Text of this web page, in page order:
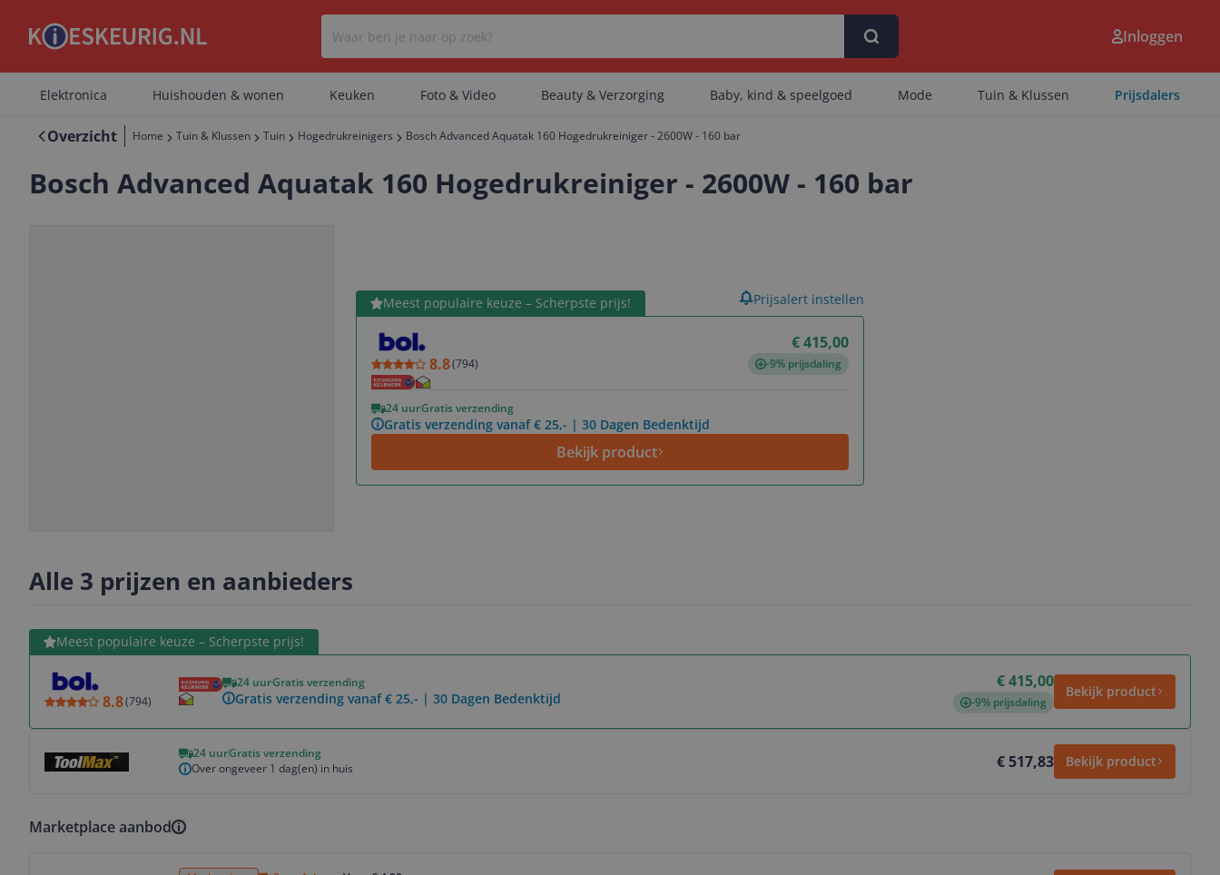
Er zijn geen categorieën gevonden.
Er zijn geen artikelen gevonden.
Inloggen
Elektronica Huishouden & wonen Keuken Foto & Video Beauty & Verzorging Baby, kind & speelgoed Mode Tuin & Klussen Prijsdalers
Overzicht Home Tuin & Klussen Tuin Hogedrukreinigers Bosch Advanced Aquatak 160 Hogedrukreiniger - 2600W - 160 bar
Bosch Advanced Aquatak 160 Hogedrukreiniger - 2600W - 160 bar
Meest populaire keuze – Scherpste prijs!
€ 415,00
8.8(794) -9% prijsdaling
24 uurGratis verzending
Gratis verzending vanaf € 25,- | 30 Dagen Bedenktijd
Bekijk product
Bekijk product Prijsalert instellen
Alle 3 prijzen en aanbieders
Meest populaire keuze – Scherpste prijs!
8.8(794)
24 uurGratis verzending
Gratis verzending vanaf € 25,- | 30 Dagen Bedenktijd
€ 415,00
-9% prijsdaling
Bekijk product
Bekijk product
24 uurGratis verzending
Over ongeveer 1 dag(en) in huis
€ 517,83 Bekijk product
Marketplace aanbod